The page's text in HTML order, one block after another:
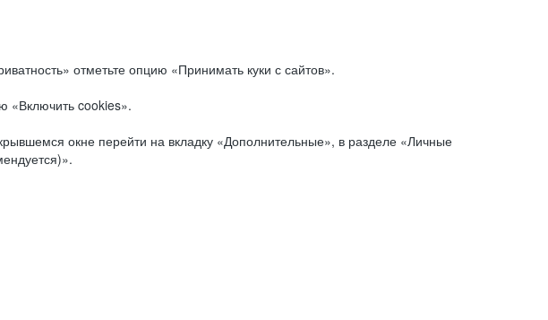
отметьте опцию «Принимать куки с сайтов».
«Включить cookies».
окне перейти на вкладку «Дополнительные», в разделе «Личные